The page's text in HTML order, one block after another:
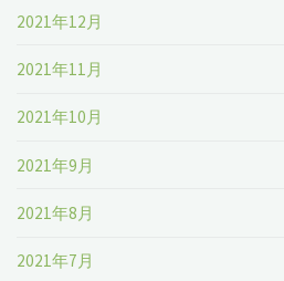
2021年12月
2021年11月
2021年10月
2021年9月
2021年8月
2021年7月